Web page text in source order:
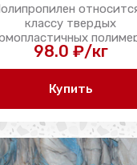
классу твердых
Особенностью этого ...
98.0 ₽/кг
Купить